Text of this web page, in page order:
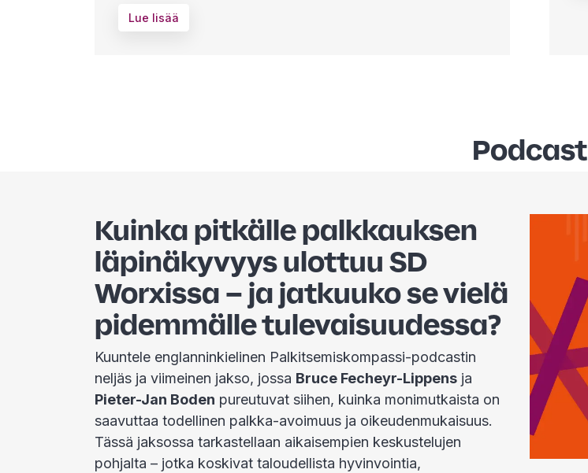
Lue lisää
Podcast
Kuinka pitkälle palkkauksen
läpinäkyvyys ulottuu SD
Worxissa – ja jatkuuko se vielä
pidemmälle tulevaisuudessa?
Kuuntele englanninkielinen Palkitsemiskompassi-podcastin
neljäs ja viimeinen jakso, jossa Bruce Fecheyr-Lippens ja
Pieter-Jan Boden pureutuvat siihen, kuinka monimutkaista on
saavuttaa todellinen palkka-avoimuus ja oikeudenmukaisuus.
Tässä jaksossa tarkastellaan aikaisempien keskustelujen
pohjalta – jotka koskivat taloudellista hyvinvointia,